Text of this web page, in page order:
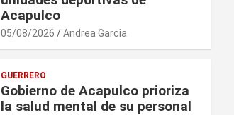
Acapulco
05/08/2026 Andrea Garcia
GUERRERO
Gobierno de Acapulco prioriza
la salud mental de su personal